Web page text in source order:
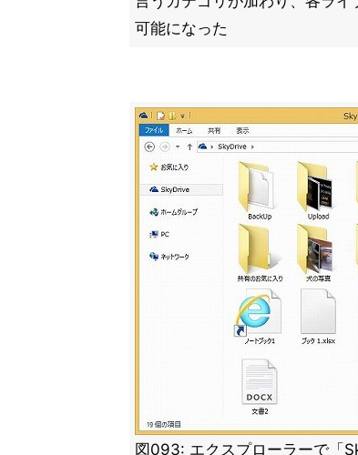
可能になった
図093: エクスプローラーで「